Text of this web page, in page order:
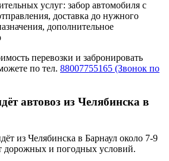
услуг: забор автомобиля с
доставка до нужного
дополнительное
перевозки и забронировать
по тел. 88007755165 (Звонок по
автовоз из Челябинска в
из Челябинска в Барнаул около 7-9
дорожных и погодных условий.